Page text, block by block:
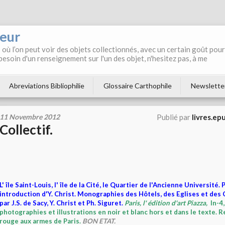
l’on peut voir des objets collectionnés, avec un certain goût pour
d'un renseignement sur l'un des objet, n'hesitez pas, à me
Abreviations Bibliophilie Glossaire Carthophile
11 Novembre 2012 Publié par
Collectif.
L' île Saint-Louis, l' île de la Cité, le Quartier de l'Ancienne Université.
introduction d'Y. Christ. Monographies des Hôtels, des Eglises et des
par J.S. de Sacy, Y. Christ et Ph. Siguret. Paris, l' édition d'art Piazza, In-
photographies et illustrations en noir et blanc hors et dans le texte.
rouge aux armes de Paris. BON ETAT.